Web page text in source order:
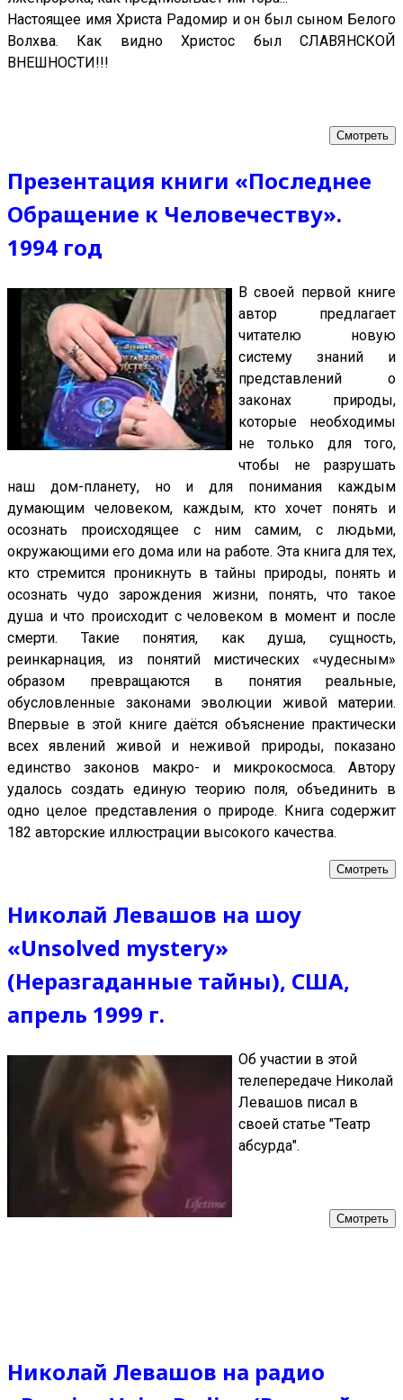
Настоящее имя Христа Радомир и он был сыном Белого
Волхва. Как видно Христос был СЛАВЯНСКОЙ
ВНЕШНОСТИ!!!
Смотреть
Презентация книги «Последнее
Обращение к Человечеству».
1994 год
В своей первой книге
автор предлагает
читателю новую
систему знаний и
представлений о
законах природы,
которые необходимы
не только для того,
чтобы не разрушать
наш дом-планету, но и для понимания каждым
думающим человеком, каждым, кто хочет понять и
осознать происходящее с ним самим, с людьми,
окружающими его дома или на работе. Эта книга для тех,
кто стремится проникнуть в тайны природы, понять и
осознать чудо зарождения жизни, понять, что такое
душа и что происходит с человеком в момент и после
смерти. Такие понятия, как душа, сущность,
реинкарнация, из понятий мистических «чудесным»
образом превращаются в понятия реальные,
обусловленные законами эволюции живой материи.
Впервые в этой книге даётся объяснение практически
всех явлений живой и неживой природы, показано
единство законов макро- и микрокосмоса. Автору
удалось создать единую теорию поля, объединить в
одно целое представления о природе. Книга содержит
182 авторские иллюстрации высокого качества.
Смотреть
Николай Левашов на шоу
«Unsolved mystery»
(Неразгаданные тайны), США,
апрель 1999 г.
Об участии в этой
телепередаче Николай
Левашов писал в
своей статье "Театр
абсурда".
Смотреть
Николай Левашов на радио